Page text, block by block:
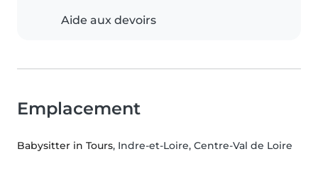
Aide aux devoirs
Emplacement
Babysitter in Tours, Indre-et-Loire, Centre-Val de Loire